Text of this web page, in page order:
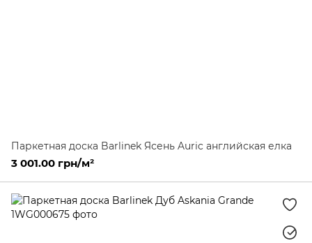
Паркетная доска Barlinek Ясень Auric английская елка
3 001.00 грн/м²